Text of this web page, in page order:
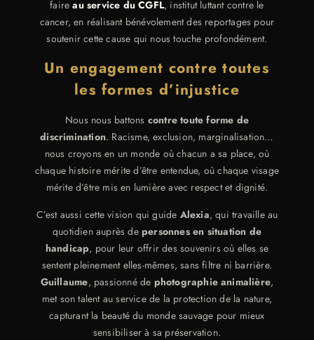
faireau service du CGFL, institut luttant contre le
cancer, en réalisant bénévolement des reportages pour
soutenir cette cause qui nous touche profondément.
Un engagement contre toutes
les formes d’injustice
Nous nous battons contre toute forme de
discrimination. Racisme, exclusion, marginalisation…
nous croyons en un monde où chacun a sa place, où
chaque histoire mérite d’être entendue, où chaque visage
mérite d’être mis en lumière avec respect et dignité.
C’est aussi cette vision qui guide Alexia, qui travaille au
quotidien auprès de personnes en situation de
handicap, pour leur offrir des souvenirs où elles se
sentent pleinement elles-mêmes, sans filtre ni barrière.
Guillaume, passionné de photographie animalière,
met son talent au service de la protection de la nature,
capturant la beauté du monde sauvage pour mieux
sensibiliser à sa préservation.